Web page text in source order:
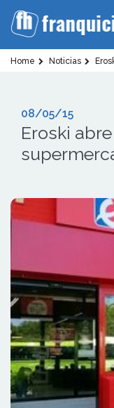
Home Noticias
08/05/15
Eroski